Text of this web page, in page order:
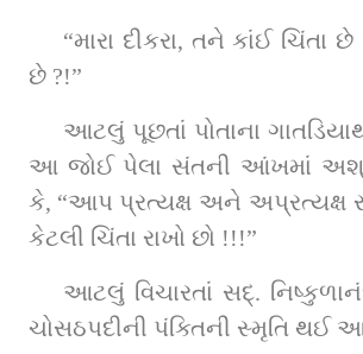
“મારા દીકરા, તને કાંઈ
છે ?!”
આટલું પૂછતાં પોતાના
આ જોઈ પેલા સંતની આંખમાં
કે, “આપ પ્રત્યક્ષ અને અપ્રત્યક્ષ
કેટલી ચિંતા રાખો છો !!!”
આટલું વિચારતાં સદ્‌. નિષ્કુળાનંદ સ્વામી રચિત
ચોસઠપદીની પંક્તિની સ્મૃતિ થઈ